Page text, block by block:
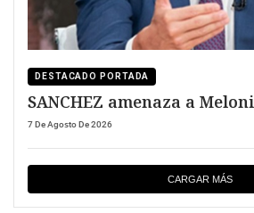
DESTACADO PORTADA
SANCHEZ amenaza a Meloni
7 De Agosto De 2026
CARGAR MÁS